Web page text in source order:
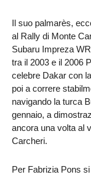
Il suo palmarès,
al Rally di Monte
Subaru Impreza
tra il 2003 e il 2006
celebre Dakar con
poi a correre
navigando la turca
gennaio, a
ancora una volta al
Carcheri.
Per Fabrizia Pons